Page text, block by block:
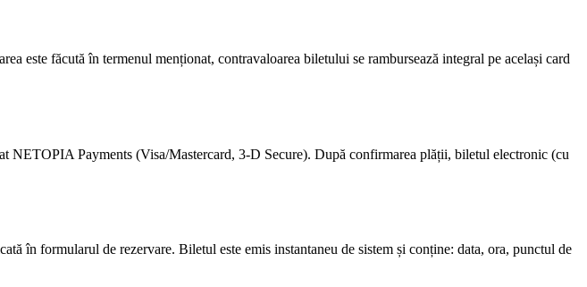
este făcută în termenul menționat, contravaloarea biletului se rambursează integral pe același card
NETOPIA Payments (Visa/Mastercard, 3-D Secure). După confirmarea plății, biletul electronic (cu
în formularul de rezervare. Biletul este emis instantaneu de sistem și conține: data, ora, punctul de